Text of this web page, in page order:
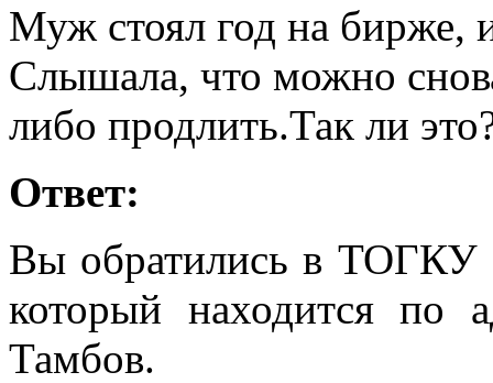
Муж стоял год на бирже,
Слышала, что можно
либо продлить.Так ли
Ответ:
Вы обратились в
который находится по
Тамбов.